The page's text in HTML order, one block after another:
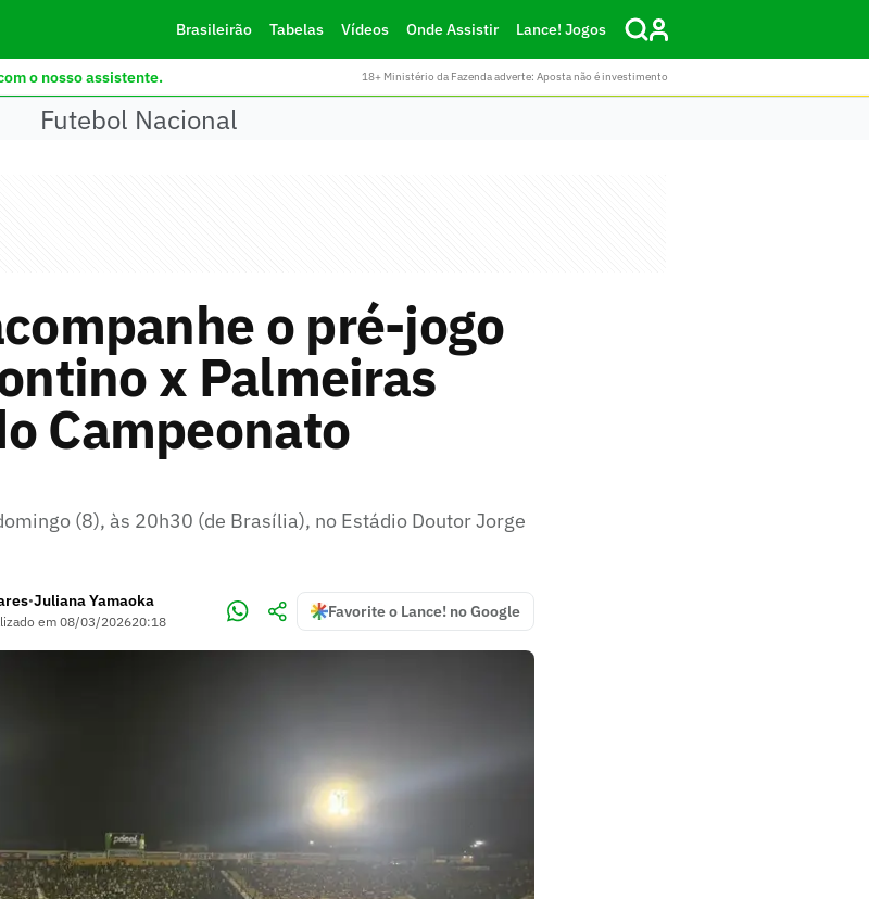
Brasileirão Tabelas Vídeos Onde Assistir Lance! Jogos
o nosso assistente. 18+ Ministério da Fazenda adverte: Aposta não é investimento
Futebol Nacional
o pré-jogo
x Palmeiras
Campeonato
(8), às 20h30 (de Brasília), no Estádio Doutor Jorge
•Juliana Yamaoka
em 08/03/202620:18
Favorite o Lance! no Google